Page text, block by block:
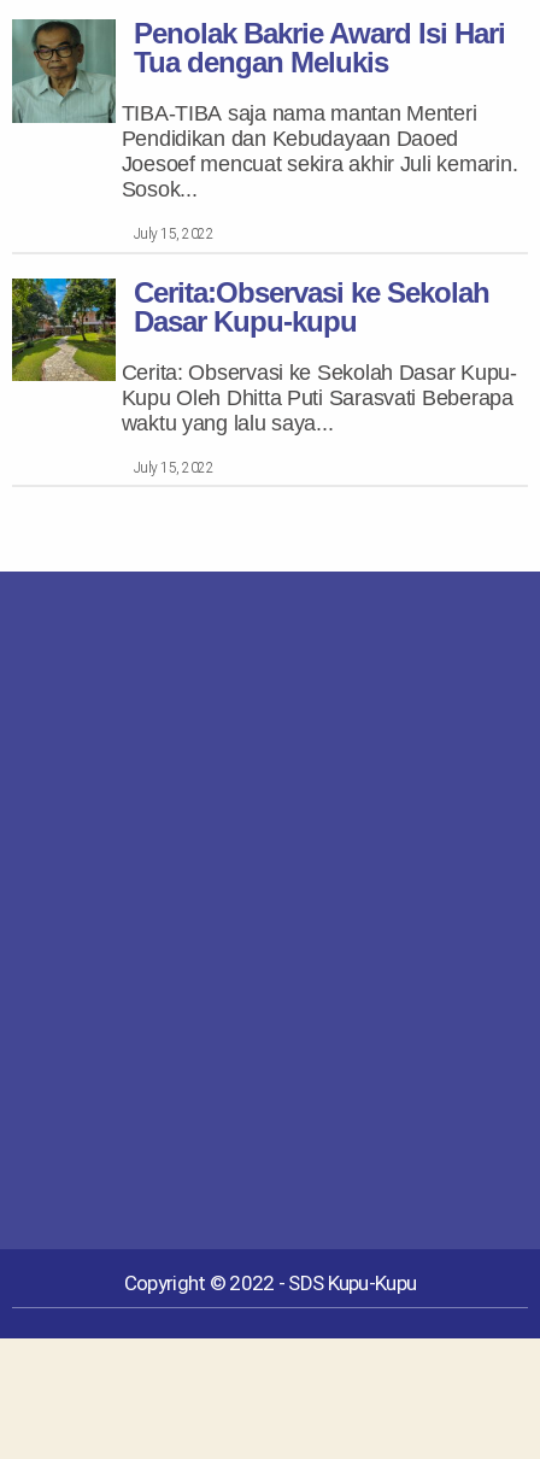
Penolak Bakrie Award Isi Hari
Tua dengan Melukis
TIBA-TIBA saja nama mantan Menteri
Pendidikan dan Kebudayaan Daoed
Joesoef mencuat sekira akhir Juli kemarin.
Sosok...
July 15, 2022
Cerita:Observasi ke Sekolah
Dasar Kupu-kupu
Cerita: Observasi ke Sekolah Dasar Kupu-
Kupu Oleh Dhitta Puti Sarasvati Beberapa
waktu yang lalu saya...
July 15, 2022
Copyright © 2022 - SDS Kupu-Kupu